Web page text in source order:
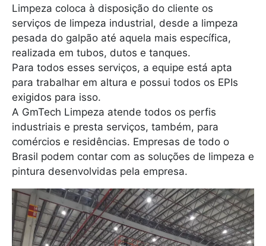
Limpeza coloca à disposição do cliente os
serviços de limpeza industrial, desde a limpeza
pesada do galpão até aquela mais específica,
realizada em tubos, dutos e tanques.
Para todos esses serviços, a equipe está apta
para trabalhar em altura e possui todos os EPIs
exigidos para isso.
A GmTech Limpeza atende todos os perfis
industriais e presta serviços, também, para
comércios e residências. Empresas de todo o
Brasil podem contar com as soluções de limpeza e
pintura desenvolvidas pela empresa.